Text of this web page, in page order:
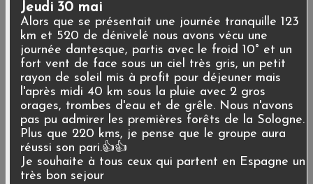
Jeudi 30 mai
Alors que se présentait une journée tranquille 123
km et 520 de dénivelé nous avons vécu une
journée dantesque, partis avec le froid 10° et un
fort vent de face sous un ciel très gris, un petit
rayon de soleil mis à profit pour déjeuner mais
l'après midi 40 km sous la pluie avec 2 gros
orages, trombes d'eau et de grêle. Nous n'avons
pas pu admirer les premières forêts de la Sologne.
Plus que 220 kms, je pense que le groupe aura
réussi son pari.👍👍
Je souhaite à tous ceux qui partent en Espagne un
très bon sejour